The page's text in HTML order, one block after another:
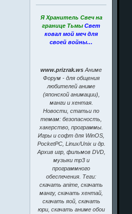
Я Хранитель Свеч на
границе Тьмы Свет
ковал мой меч для
своей войны…
www.prizrak.ws Аниме
Форум - для общения
любителей аниме
(японской анимации),
манги и хентая.
Новости, статьи по
темам: безопасность,
хакерство, программы.
Игры и софт для WinOS,
PocketPC, Linux/Unix и др.
Архив игр, фильмов DVD,
музыки mp3 и
программного
обеспечения. Теги:
скачать anime, скачать
мангу, скачать хентай,
скачать яой, скачать
юри, скачать аниме обои